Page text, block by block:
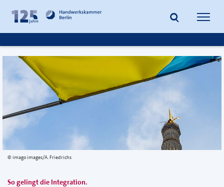
Inhalt
springen
Fußzeile
springen
Suche
imago images/A. Friedrichs
So gelingt die Integration.